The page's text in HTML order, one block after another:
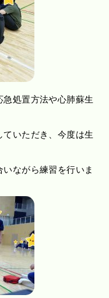
処置方法や心肺蘇生
いただき、今度は生
ながら練習を行いま